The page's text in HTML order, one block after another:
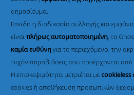
δημοσίευμα.
Επειδή η διαδικασία συλλογής και
είναιπλήρως αυτοματοποιημένη, το
καμία ευθύνηγια το περιεχόμενο, την
τυχόν παραβιάσεις που προέρχονται από
Η επισκεψιμότητα μετριέται μεcookieless
cookies ή αποθήκευση προσωπικών